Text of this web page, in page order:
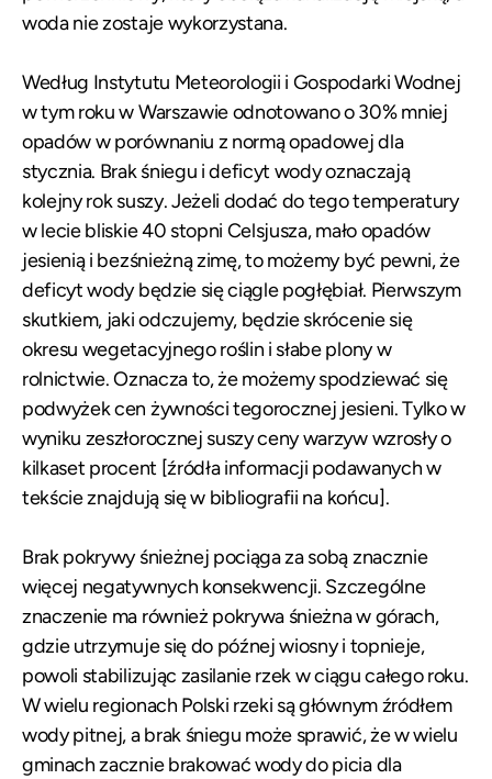
woda nie zostaje wykorzystana.
Według Instytutu Meteorologii i Gospodarki Wodnej
w tym roku w Warszawie odnotowano o 30% mniej
opadów w porównaniu z normą opadowej dla
stycznia. Brak śniegu i deficyt wody oznaczają
kolejny rok suszy. Jeżeli dodać do tego temperatury
w lecie bliskie 40 stopni Celsjusza, mało opadów
jesienią i bezśnieżną zimę, to możemy być pewni, że
deficyt wody będzie się ciągle pogłębiał. Pierwszym
skutkiem, jaki odczujemy, będzie skrócenie się
okresu wegetacyjnego roślin i słabe plony w
rolnictwie. Oznacza to, że możemy spodziewać się
podwyżek cen żywności tegorocznej jesieni. Tylko w
wyniku zeszłorocznej suszy ceny warzyw wzrosły o
kilkaset procent [źródła informacji podawanych w
tekście znajdują się w bibliografii na końcu].
Brak pokrywy śnieżnej pociąga za sobą znacznie
więcej negatywnych konsekwencji. Szczególne
znaczenie ma również pokrywa śnieżna w górach,
gdzie utrzymuje się do późnej wiosny i topnieje,
powoli stabilizując zasilanie rzek w ciągu całego roku.
W wielu regionach Polski rzeki są głównym źródłem
wody pitnej, a brak śniegu może sprawić, że w wielu
gminach zacznie brakować wody do picia dla